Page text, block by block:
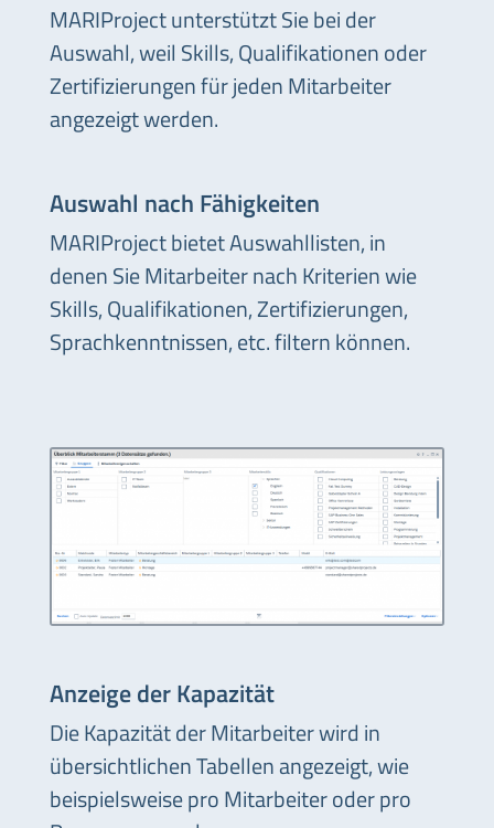
MARIProject unterstützt Sie bei der
Auswahl, weil Skills, Qualifikationen oder
Zertifizierungen für jeden Mitarbeiter
angezeigt werden.
Auswahl nach Fähigkeiten
MARIProject bietet Auswahllisten, in
denen Sie Mitarbeiter nach Kriterien wie
Skills, Qualifikationen, Zertifizierungen,
Sprachkenntnissen, etc. filtern können.
Anzeige der Kapazität
Die Kapazität der Mitarbeiter wird in
übersichtlichen Tabellen angezeigt, wie
beispielsweise pro Mitarbeiter oder pro